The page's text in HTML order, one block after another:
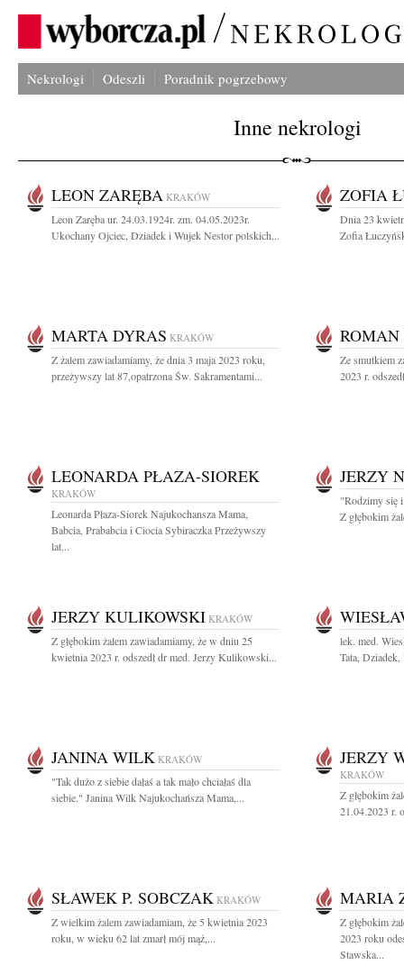
Nekrologi Odeszli Poradnik pogrzebowy
Inne nekrologi
LEON ZARĘBA KRAKÓW
Leon Zaręba ur. 24.03.1924r. zm. 04.05.2023r.
Ukochany Ojciec, Dziadek i Wujek Nestor polskich...
ZOFIA
Dnia 23
Zofia
MARTA DYRAS KRAKÓW
Z żalem zawiadamiamy, że dnia 3 maja 2023 roku,
przeżywszy lat 87,opatrzona Św. Sakramentami...
ROMAN
Ze smutkiem
2023 r.
LEONARDA PŁAZA-SIOREK
KRAKÓW
Leonarda Płaza-Siorek Najukochansza Mama,
Babcia, Prababcia i Ciocia Sybiraczka Przeżywszy
lat...
JERZY
"Rodzimy się
Z głębokim
JERZY KULIKOWSKI KRAKÓW
Z głębokim żalem zawiadamiamy, że w dniu 25
kwietnia 2023 r. odszedł dr med. Jerzy Kulikowski...
lek. med.
Tata,
JANINA WILK KRAKÓW
"Tak dużo z siebie dałaś a tak mało chciałaś dla
siebie." Janina Wilk Najukochańsza Mama,...
JERZY
KRAKÓW
Z głębokim
21.04.2023 r.
SŁAWEK P. SOBCZAK KRAKÓW
Z wielkim żalem zawiadamiam, że 5 kwietnia 2023
roku, w wieku 62 lat zmarł mój mąż,...
MARIA
Z głębokim
2023 roku
Stawska...